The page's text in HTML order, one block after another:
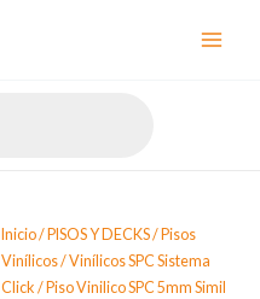
Inicio/ PISOS Y DECKS/ Pisos
Vinílicos/Vinílicos SPC Sistema
Click / Piso Vinilico SPC 5mm Simil